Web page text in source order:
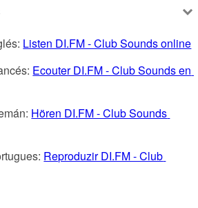
Listen DI.FM - Club Sounds online
Ecouter DI.FM - Club Sounds en
Hören DI.FM - Club Sounds
Reproduzir DI.FM - Club